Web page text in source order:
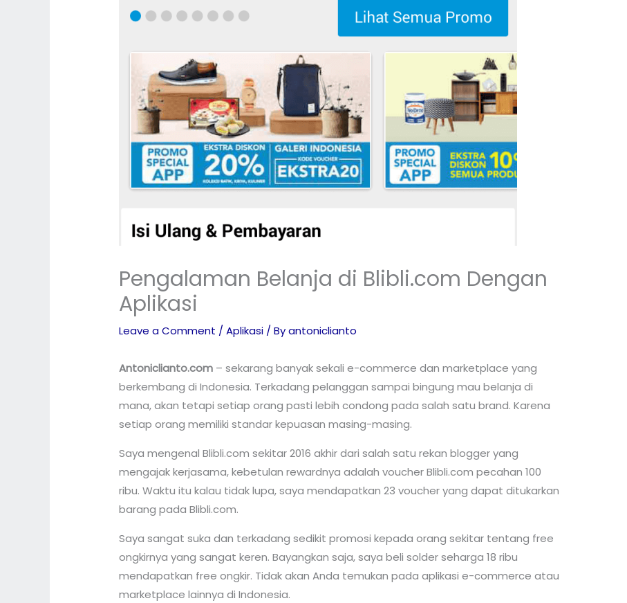
Pengalaman Belanja di Blibli.com Dengan
Aplikasi
Leave a Comment /Aplikasi / Byantoniclianto
Antoniclianto.com – sekarang banyak sekali e-commerce dan marketplace yang
berkembang di Indonesia. Terkadang pelanggan sampai bingung mau belanja di
mana, akan tetapi setiap orang pasti lebih condong pada salah satu brand. Karena
setiap orang memiliki standar kepuasan masing-masing.
Saya mengenal Blibli.com sekitar 2016 akhir dari salah satu rekan blogger yang
mengajak kerjasama, kebetulan rewardnya adalah voucher Blibli.com pecahan 100
ribu. Waktu itu kalau tidak lupa, saya mendapatkan 23 voucher yang dapat ditukarkan
barang pada Blibli.com.
Saya sangat suka dan terkadang sedikit promosi kepada orang sekitar tentang free
ongkirnya yang sangat keren. Bayangkan saja, saya beli solder seharga 18 ribu
mendapatkan free ongkir. Tidak akan Anda temukan pada aplikasi e-commerce atau
marketplace lainnya di Indonesia.